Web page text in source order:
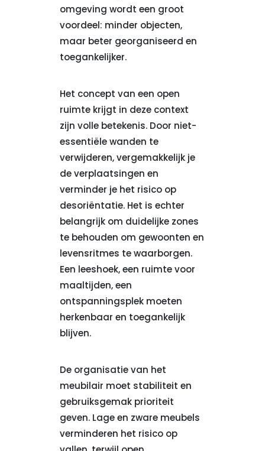
omgeving wordt een groot
voordeel: minder objecten,
maar beter georganiseerd en
toegankelijker.
Het concept van een open
ruimte krijgt in deze context
zijn volle betekenis. Door niet-
essentiële wanden te
verwijderen, vergemakkelijk je
de verplaatsingen en
verminder je het risico op
desoriëntatie. Het is echter
belangrijk om duidelijke zones
te behouden om gewoonten en
levensritmes te waarborgen.
Een leeshoek, een ruimte voor
maaltijden, een
ontspanningsplek moeten
herkenbaar en toegankelijk
blijven.
De organisatie van het
meubilair moet stabiliteit en
gebruiksgemak prioriteit
geven. Lage en zware meubels
verminderen het risico op